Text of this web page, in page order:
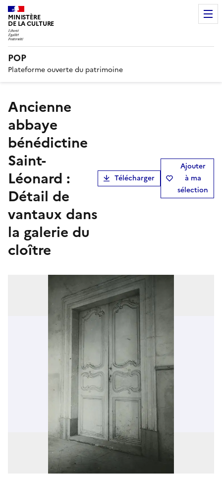
MINISTÈRE
DE LA CULTURE
POP
Plateforme ouverte du patrimoine
Ancienne
abbaye
bénédictine
Saint-
Léonard :
Détail de
vantaux dans
la galerie du
cloître
Télécharger
Ajouter
à ma
sélection